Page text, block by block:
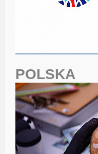
POLSKA